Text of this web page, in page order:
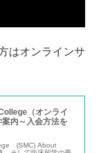
はオンラインサ
（オンライ
内～入会方法を
(SMC) About